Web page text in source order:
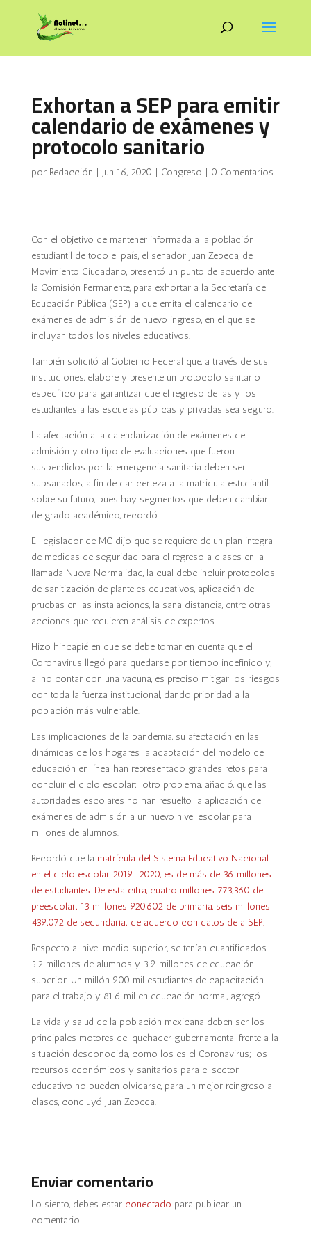
Exhortan a SEP para emitir
calendario de exámenes y
protocolo sanitario
por Redacción | Jun 16, 2020 | Congreso | 0 Comentarios
Con el objetivo de mantener informada a la población
estudiantil de todo el país, el senador Juan Zepeda, de
Movimiento Ciudadano, presentó un punto de acuerdo ante
la Comisión Permanente, para exhortar a la Secretaría de
Educación Pública (SEP) a que emita el calendario de
exámenes de admisión de nuevo ingreso, en el que se
incluyan todos los niveles educativos.
También solicitó al Gobierno Federal que, a través de sus
instituciones, elabore y presente un protocolo sanitario
específico para garantizar que el regreso de las y los
estudiantes a las escuelas públicas y privadas sea seguro.
La afectación a la calendarización de exámenes de
admisión y otro tipo de evaluaciones que fueron
suspendidos por la emergencia sanitaria deben ser
subsanados, a fin de dar certeza a la matricula estudiantil
sobre su futuro, pues hay segmentos que deben cambiar
de grado académico, recordó.
El legislador de MC dijo que se requiere de un plan integral
de medidas de seguridad para el regreso a clases en la
llamada Nueva Normalidad, la cual debe incluir protocolos
de sanitización de planteles educativos, aplicación de
pruebas en las instalaciones, la sana distancia, entre otras
acciones que requieren análisis de expertos.
Hizo hincapié en que se debe tomar en cuenta que el
Coronavirus llegó para quedarse por tiempo indefinido y,
al no contar con una vacuna, es preciso mitigar los riesgos
con toda la fuerza institucional, dando prioridad a la
población más vulnerable.
Las implicaciones de la pandemia, su afectación en las
dinámicas de los hogares, la adaptación del modelo de
educación en línea, han representado grandes retos para
concluir el ciclo escolar; otro problema, añadió, que las
autoridades escolares no han resuelto, la aplicación de
exámenes de admisión a un nuevo nivel escolar para
millones de alumnos.
Recordó que la matrícula del Sistema Educativo Nacional
en el ciclo escolar 2019-2020, es de más de 36 millones
de estudiantes. De esta cifra, cuatro millones 773,360 de
preescolar; 13 millones 920,602 de primaria, seis millones
439,072 de secundaria; de acuerdo con datos de a SEP.
Respecto al nivel medio superior, se tenían cuantificados
5.2 millones de alumnos y 3.9 millones de educación
superior. Un millón 900 mil estudiantes de capacitación
para el trabajo y 81.6 mil en educación normal, agregó.
La vida y salud de la población mexicana deben ser los
principales motores del quehacer gubernamental frente a la
situación desconocida, como los es el Coronavirus; los
recursos económicos y sanitarios para el sector
educativo no pueden olvidarse, para un mejor reingreso a
clases, concluyó Juan Zepeda.
Enviar comentario
Lo siento, debes estar conectado para publicar un
comentario.